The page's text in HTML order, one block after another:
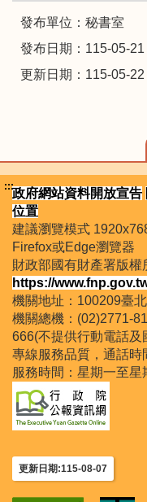
發布單位：秘書室
發布日期：115-05-21
更新日期：115-05-22
:::政府網站資料開放宣告
位置
建議瀏覽模式
Firefox或Edge瀏覽器
財政部國有財產署版權
https://
機關地址：100209臺
機關總機：(02)2771-
666(不提供行動電話及
專線服務品質，通話時
服務時間：星期一至
更新日期:115-08-07